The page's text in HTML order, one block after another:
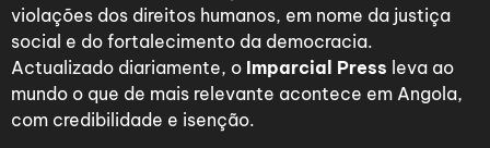
violações dos direitos humanos, em nome da justiça
social e do fortalecimento da democracia.
Actualizado diariamente, o Imparcial Press leva ao
mundo o que de mais relevante acontece em Angola,
com credibilidade e isenção.